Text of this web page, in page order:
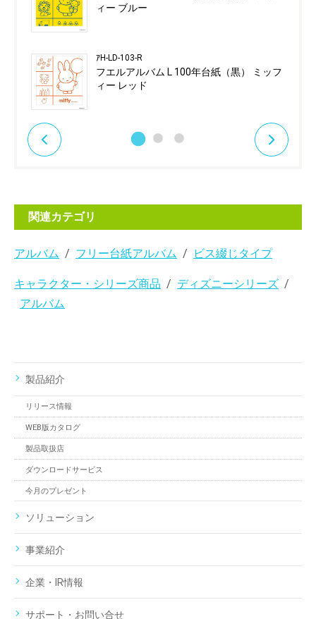
ィー ブルー
ｱH-LD-103-R
フエルアルバム L 100年台紙（黒） ミッフ
ィー レッド
関連カテゴリ
アルバム フリー台紙アルバム ビス綴じタイプ
キャラクター・シリーズ商品
ディズニーシリーズ
アルバム
製品紹介
リリース情報
WEB版カタログ
製品取扱店
ダウンロードサービス
今月のプレゼント
ソリューション
事業紹介
企業・IR情報
サポート・お問い合せ